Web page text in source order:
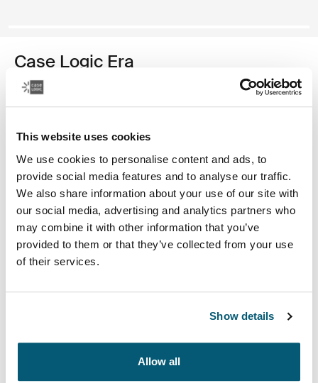
This website uses cookies
We use cookies to personalise content and ads, to
provide social media features and to analyse our traffic.
We also share information about your use of our site with
our social media, advertising and analytics partners who
may combine it with other information that you’ve
provided to them or that they’ve collected from your use
of their services.
Show details
Allow all
Case Logic Era
maletín para computadora portátil híbrida de 16 pulgadas
Color
Case Logic Era 16" Hybrid Briefcase Negro obsidiana
mochila se unen en el mejor bolso híbrido, que ofrece